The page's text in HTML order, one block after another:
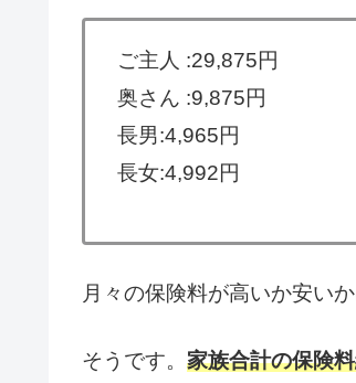
ご主人 :29,875円
奥さん :9,875円
長男:4,965円
長女:4,992円
月々の保険料が高いか安い
そうです。 家族合計の保険